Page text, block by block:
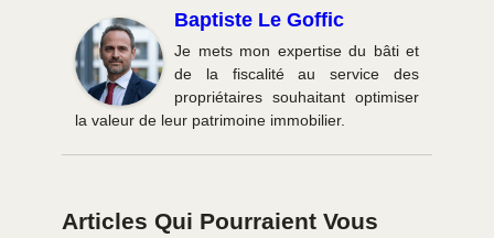
Baptiste Le Goffic
Je mets mon expertise du bâti et
de la fiscalité au service des
propriétaires souhaitant optimiser
la valeur de leur patrimoine immobilier.
Articles Qui Pourraient Vous